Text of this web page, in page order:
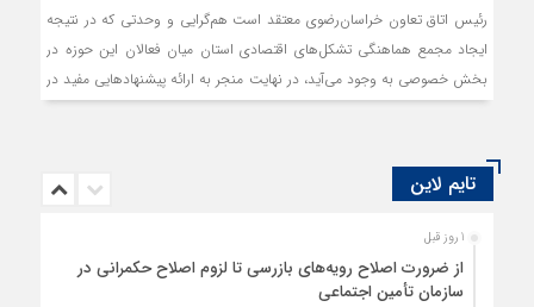
رئیس اتاق تعاون خراسان‌رضوی معتقد است هم‌گرایی و وحدتی که در نتیجه
ایجاد مجمع‌ هماهنگی تشکل‌های اقتصادی استان میان فعالان این حوزه در
بخش خصوصی به وجود می‌آید، در نهایت منجر به ارائه پیشنهادهایی مفید در
تایم لاین
1 روز قبل
از ضرورت اصلاح رویه‌های بازرسی تا لزوم اصلاح حکمرانی در
سازمان تأمین اجتماعی